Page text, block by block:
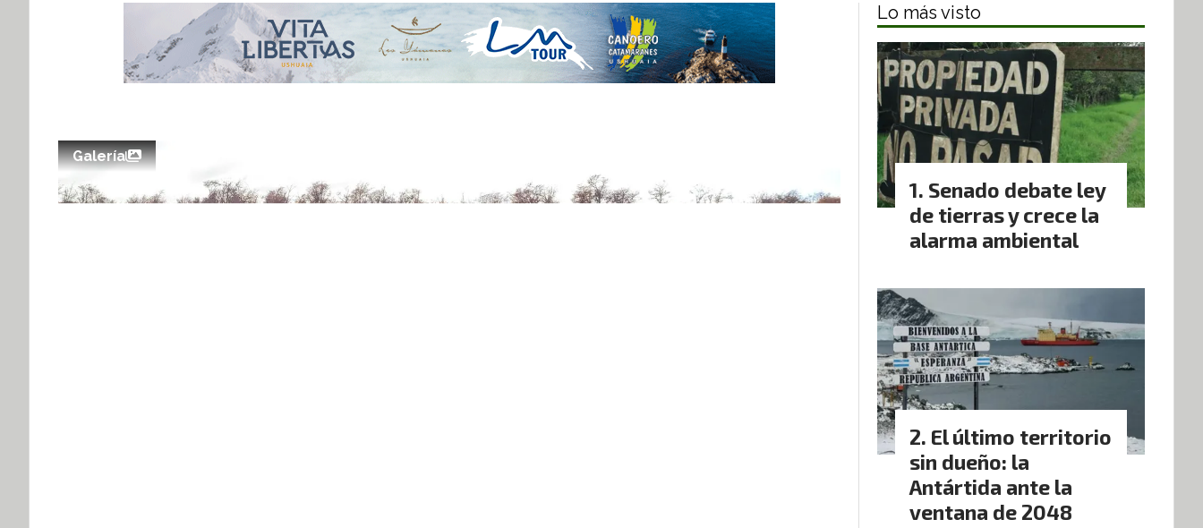
Galería
Lo más visto
Senado debate ley
de tierras y crece la
alarma ambiental
El último territorio
sin dueño: la
Antártida ante la
ventana de 2048